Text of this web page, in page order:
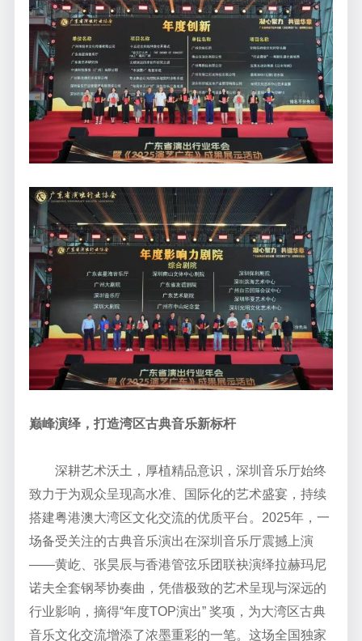
巅峰演绎，打造湾区古典音乐新标杆
深耕艺术沃土，厚植精品意识，深圳音乐厅始终
致力于为观众呈现高水准、国际化的艺术盛宴，持续
搭建粤港澳大湾区文化交流的优质平台。2025年，一
场备受关注的古典音乐演出在深圳音乐厅震撼上演
——黄屹、张昊辰与香港管弦乐团联袂演绎拉赫玛尼
诺夫全套钢琴协奏曲，凭借极致的艺术呈现与深远的
行业影响，摘得“年度TOP演出” 奖项，为大湾区古典
音乐文化交流增添了浓墨重彩的一笔。这场全国独家